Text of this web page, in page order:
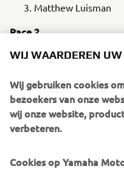
Matthew Luisman
Race 2
Matthew Luisman
Viggo Mégard
Dagklassement
Timo Suos
Viggo Mégard
WIJ WAARDEREN UW
Wij gebruiken cookies
bezoekers van onze
wij onze website,
verbeteren.
Cookies op Yamaha